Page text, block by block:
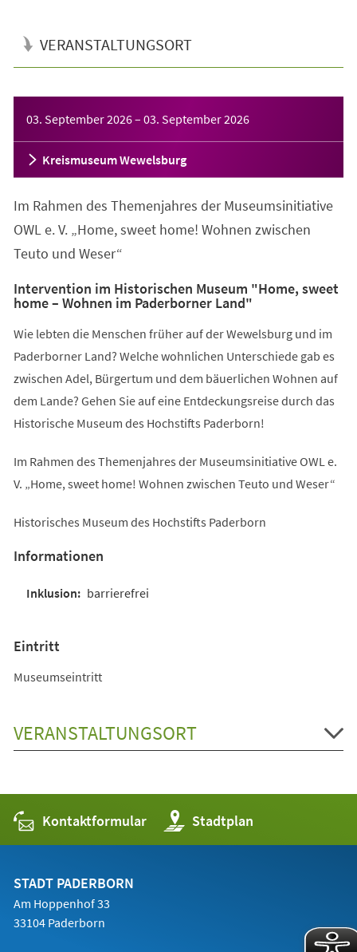
VERANSTALTUNGSORT
03. September 2026– 03. September 2026
Kreismuseum Wewelsburg
Im Rahmen des Themenjahres der Museumsinitiative
OWL e. V. „Home, sweet home! Wohnen zwischen
Teuto und Weser“
Intervention im Historischen Museum "Home, sweet
home – Wohnen im Paderborner Land"
Wie lebten die Menschen früher auf der Wewelsburg und im
Paderborner Land? Welche wohnlichen Unterschiede gab es
zwischen Adel, Bürgertum und dem bäuerlichen Wohnen auf
dem Lande? Gehen Sie auf eine Entdeckungsreise durch das
Historische Museum des Hochstifts Paderborn!
Im Rahmen des Themenjahres der Museumsinitiative OWL e.
V. „Home, sweet home! Wohnen zwischen Teuto und Weser“
Historisches Museum des Hochstifts Paderborn
Informationen
barrierefrei
Eintritt
Museumseintritt
VERANSTALTUNGSORT
Kontaktformular Stadtplan
(Öffnet
in
einem
STADT PADERBORN
Am Hoppenhof 33
33104 Paderborn